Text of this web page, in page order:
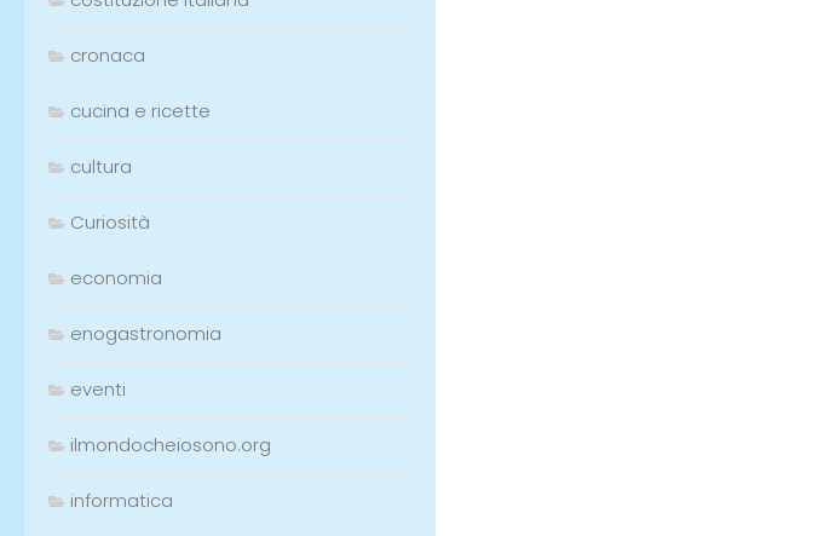
cronaca
cucina e ricette
cultura
Curiosità
economia
enogastronomia
eventi
ilmondocheiosono.org
informatica